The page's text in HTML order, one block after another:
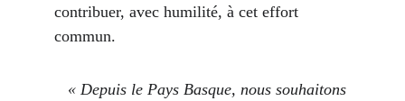
contribuer, avec humilité, à cet effort
commun.